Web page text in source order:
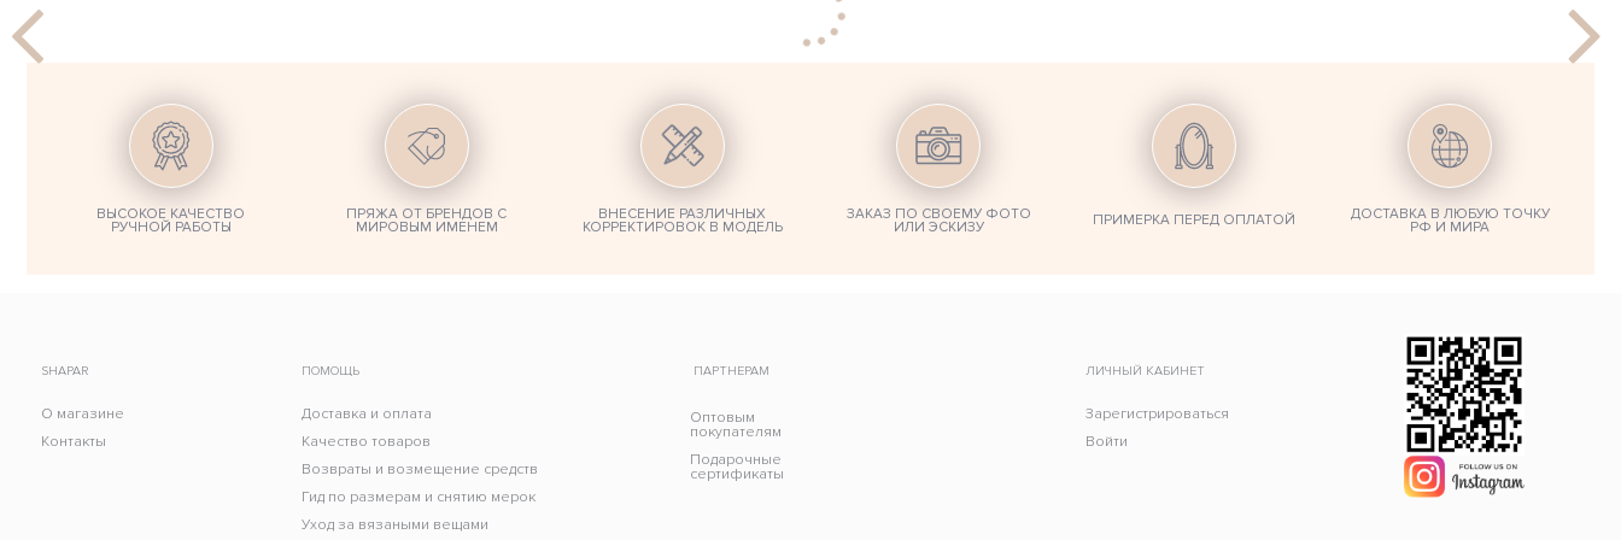
ВЫСОКОЕ КАЧЕСТВО
РУЧНОЙ РАБОТЫ
ПРЯЖА ОТ БРЕНДОВ С
МИРОВЫМ ИМЕНЕМ
ВНЕСЕНИЕ РАЗЛИЧНЫХ
КОРРЕКТИРОВОК В МОДЕЛЬ
ЗАКАЗ ПО СВОЕМУ ФОТО
ИЛИ ЭСКИЗУ ПРИМЕРКА ПЕРЕД ОПЛАТОЙ ДОСТАВКА В ЛЮБУЮ ТОЧКУ
РФ И МИРА
SHAPAR
О магазине
Контакты
ПОМОЩЬ
Доставка и оплата
Качество товаров
Возвраты и возмещение средств
Гид по размерам и снятию мерок
Уход за вязаными вещами
ПАРТНЕРАМ
Оптовым
покупателям
Подарочные
сертификаты
ЛИЧНЫЙ КАБИНЕТ
Зарегистрироваться
Войти